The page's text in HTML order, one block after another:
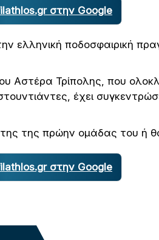
στην Google
ελληνική ποδοσφαιρική
Αστέρα Τρίπολης, που
έχει
της πρώην ομάδας του ή
στην Google